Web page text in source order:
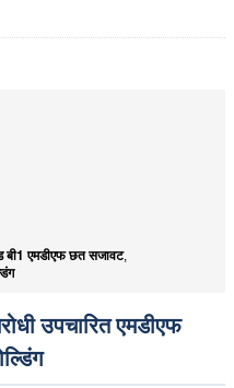
बी1 एमडीएफ छत सजावट,
उपचारित एमडीएफ